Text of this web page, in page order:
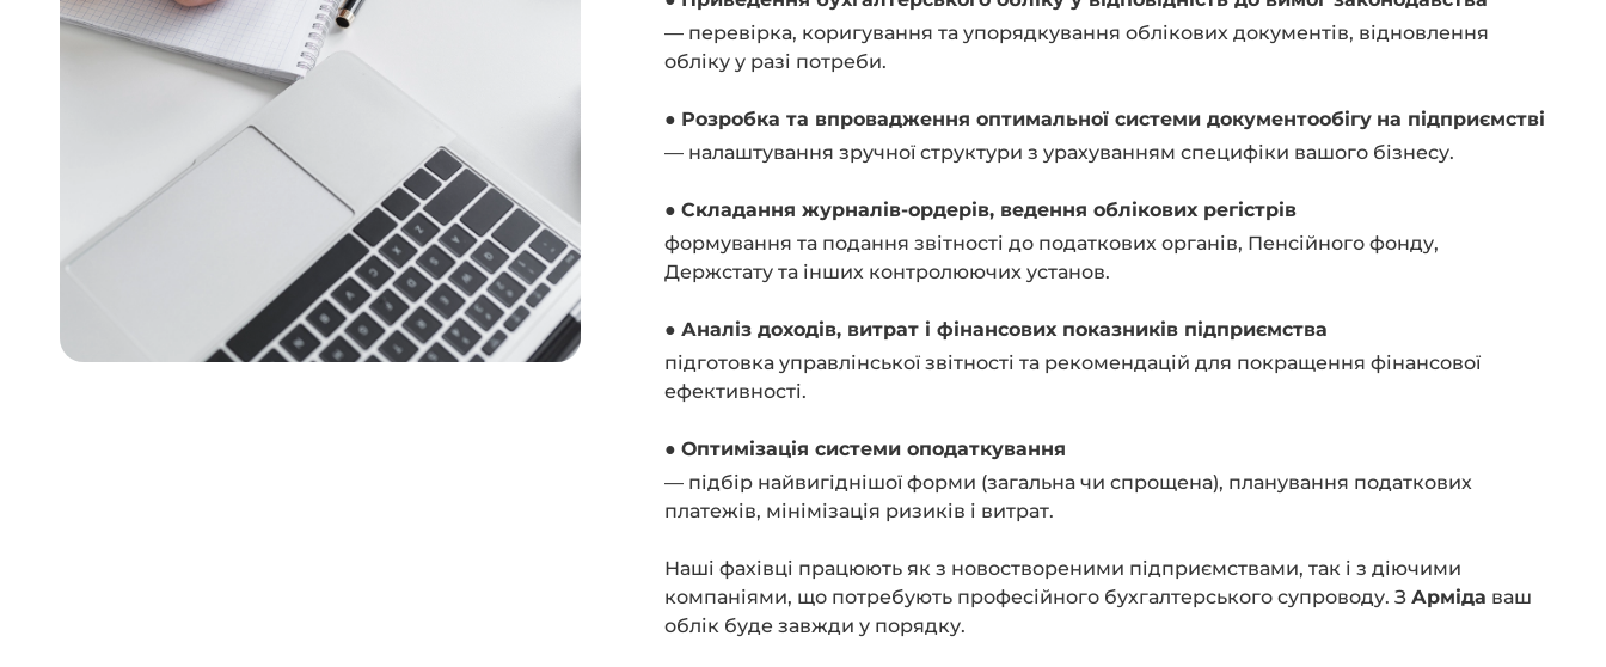
— перевірка, коригування та упорядкування облікових документів, відновлення
обліку у разі потреби.
● Розробка та впровадження оптимальної системи документообігу на підприємстві
— налаштування зручної структури з урахуванням специфіки вашого бізнесу.
● Складання журналів-ордерів, ведення облікових регістрів
формування та подання звітності до податкових органів, Пенсійного фонду,
Держстату та інших контролюючих установ.
● Аналіз доходів, витрат і фінансових показників підприємства
підготовка управлінської звітності та рекомендацій для покращення фінансової
ефективності.
● Оптимізація системи оподаткування
— підбір найвигіднішої форми (загальна чи спрощена), планування податкових
платежів, мінімізація ризиків і витрат.
Наші фахівці працюють як з новоствореними підприємствами, так і з діючими
компаніями, що потребують професійного бухгалтерського супроводу. З Арміда ваш
облік буде завжди у порядку.